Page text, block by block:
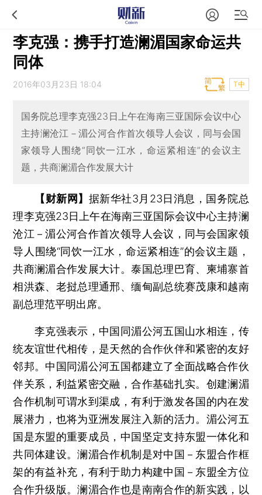
李克强：携手打造澜湄国家命运共
同体
2016年03月23日 18:04 T中
国务院总理李克强23日上午在海南三亚国际会议中心
主持澜沧江－湄公河合作首次领导人会议，同与会国
家领导人围绕“同饮一江水，命运紧相连”的会议主
题，共商澜湄合作发展大计
【财新网】 据新华社3月23日消息，国务院总
理李克强23日上午在海南三亚国际会议中心主持澜
沧江－湄公河合作首次领导人会议，同与会国家领
导人围绕“同饮一江水，命运紧相连”的会议主题，
共商澜湄合作发展大计。泰国总理巴育、柬埔寨首
相洪森、老挝总理通邢、缅甸副总统赛茂康和越南
副总理范平明出席。
李克强表示，中国同湄公河五国山水相连，传
统友谊世代相传，是天然的合作伙伴和紧密的友好
邻邦。中国同湄公河五国都建立了全面战略合作伙
伴关系，利益紧密交融，合作基础扎实。创建澜湄
合作机制可谓水到渠成，有利于激发各国的内在发
展潜力，也将为亚洲发展注入新的活力。湄公河五
国是东盟的重要成员，中国坚定支持东盟一体化和
共同体建设。澜湄合作机制是对中国－东盟合作框
架的有益补充，有利于助力构建中国－东盟全方位
合作升级版。澜湄合作也是南南合作的新实践，以